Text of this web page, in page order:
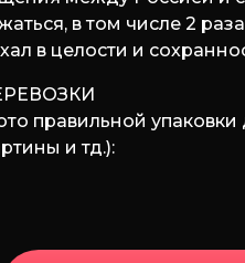
в том числе 2
в целости и
правильной
и тд.):